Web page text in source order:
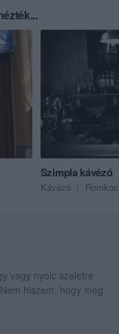
Szimpla kávézó
Kávézó
vagy nyolc szeletre
hiszem, hogy meg